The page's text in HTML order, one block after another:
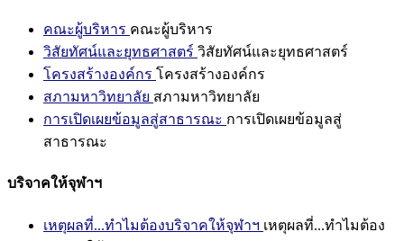
คณะผู้บริหาร คณะผู้บริหาร
วิสัยทัศน์และยุทธศาสตร์ วิสัยทัศน์และยุทธศาสตร์
โครงสร้างองค์กร โครงสร้างองค์กร
สภามหาวิทยาลัย สภามหาวิทยาลัย
การเปิดเผยข้อมูลสู่สาธารณะ การเปิดเผยข้อมูลสู่
สาธารณะ
บริจาคให้จุฬาฯ
เหตุผลที่...ทำไมต้องบริจาคให้จุฬาฯ เหตุผลที่...ทำไมต้อง